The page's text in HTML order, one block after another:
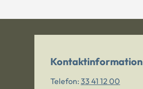
Kontaktinformation
Telefon: 33 41 12 00